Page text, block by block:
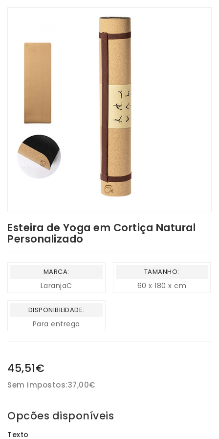
Esteira de Yoga em Cortiça Natural
Personalizado
MARCA:
LaranjaC
TAMANHO:
60 x 180 x cm
DISPONIBILIDADE:
Para entrega
45,51€
Sem impostos:37,00€
Opcões disponíveis
Texto